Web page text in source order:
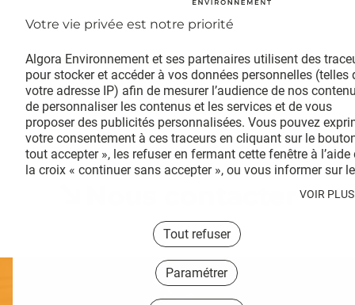
Algora Environnement et ses partenaires utilisent des
pour stocker et accéder à vos données personnelles (telles
votre adresse IP) afin de mesurer l’audience de nos
de personnaliser les contenus et les services et de vous
proposer des publicités personnalisées. Vous pouvez
votre consentement à ces traceurs en cliquant sur le
tout accepter », les refuser en fermant cette fenêtre à l’aide
la croix « continuer sans accepter », ou vous informer sur le
d’entre elles en cliquant sur « paramétrer ». En cliquant sur
tout accepter », vous acceptez que nous et/ou nos
publicitaires stockent et/ou accèdent à des informations
stockées sur votre terminal afin de vous proposer des
publicités personnalisées, mesurer leur performance et
des données sur leurs audiences, développer et améliorer
produits, assurer la sécurité, prévenir la fraude et déboguer,
VOIR PLUS
Tout refuser
Paramétrer